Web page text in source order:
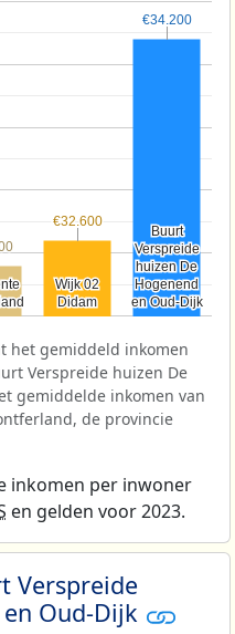
Didam
Didam
Wijk 02
Wijk 02
en Oud-Dijk
en Oud-Dijk
Hogenend
Hogenend
huizen De
huizen De
Verspreide
Verspreide
Buurt
Buurt
€32.600
€32.600
€34.200
€34.200
het gemiddeld inkomen
Verspreide huizen De
gemiddelde inkomen van
de provincie
inkomen per inwoner
en gelden voor 2023.
Verspreide
Oud-Dijk